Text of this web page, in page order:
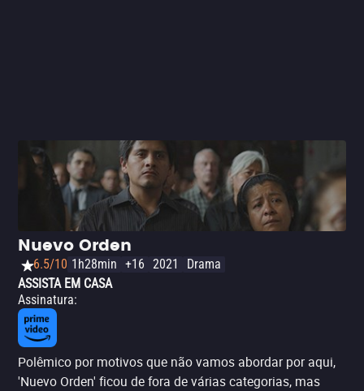
Nuevo Orden
6.5/10 1h28min +16 2021
Drama
ASSISTA EM CASA
Assinatura:
Polêmico por motivos que não vamos abordar por aqui,
'Nuevo Orden' ficou de fora de várias categorias, mas